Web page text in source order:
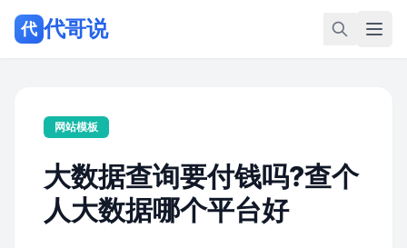
代 代哥说
网站模板
大数据查询要付钱吗?查个
人大数据哪个平台好